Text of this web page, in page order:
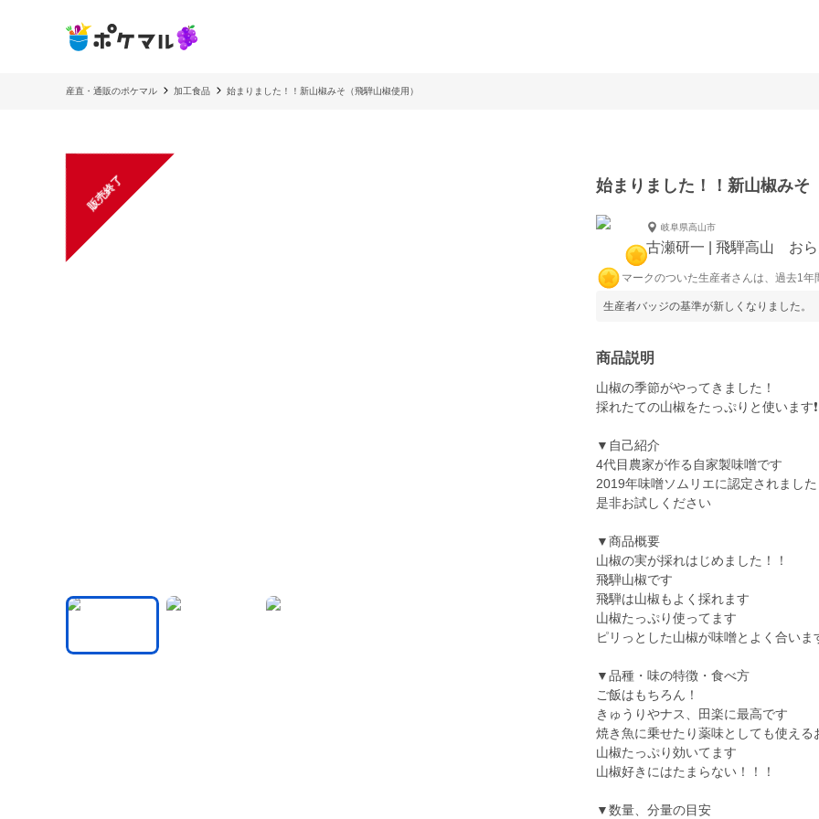
産直・通販のポケマル 加工食品 始まりました！！新山椒みそ（飛騨山椒使用）
販売終了 始まりました！！新山椒みそ
岐阜県高山市
古瀬研一 | 飛騨高山 おら
マークのついた生産者さんは、過去1年
生産者バッジの基準が新しくなりました。
商品説明
山椒の季節がやってきました！
採れたての山椒をたっぷりと使います❗️
▼自己紹介
4代目農家が作る自家製味噌です
2019年味噌ソムリエに認定されました
是非お試しください
▼商品概要
山椒の実が採れはじめました！！
飛騨山椒です
飛騨は山椒もよく採れます
山椒たっぷり使ってます
ピリっとした山椒が味噌とよく合いま
▼品種・味の特徴・食べ方
ご飯はもちろん！
きゅうりやナス、田楽に最高です
焼き魚に乗せたり薬味としても使える
山椒たっぷり効いてます
山椒好きにはたまらない！！！
▼数量、分量の目安